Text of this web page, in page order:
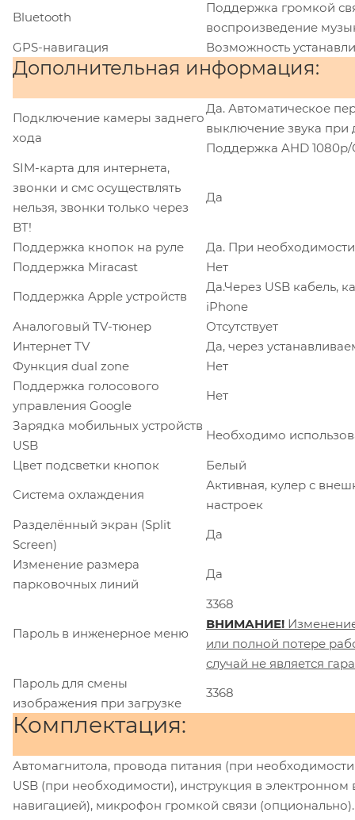
Bluetooth
Поддержка громкой
воспроизведение
GPS-навигация
Возможность
Дополнительная информация:
Подключение камеры заднего
хода
Да. Автоматическое
выключение звука
Поддержка AHD 1080p/
SIM-карта для интернета,
звонки и смс осуществлять
нельзя, звонки только через
BT!
Да
Поддержка кнопок на руле
Да. При
Поддержка Miracast
Нет
Поддержка Apple устройств
Да.Через USB кабель,
iPhone
Аналоговый TV-тюнер
Отсутствует
Интернет TV
Да, через
Функция dual zone
Нет
Поддержка голосового
управления Google
Нет
Зарядка мобильных устройств
USB
Необходимо
Цвет подсветки кнопок
Белый
Система охлаждения
Активная, кулер с
настроек
Разделённый экран (Split
Screen)
Да
Изменение размера
парковочных линий
Да
Пароль в инженерное меню
3368
ВНИМАНИЕ!
или полной потере
случай не является
Пароль для смены
изображения при загрузке
3368
Комплектация:
Автомагнитола, провода питания (при
USB (при необходимости), инструкция в
навигацией), микрофон громкой связи (опционально).